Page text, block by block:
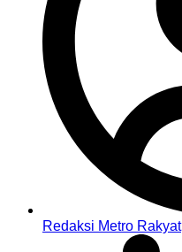
Redaksi Metro Rakyat